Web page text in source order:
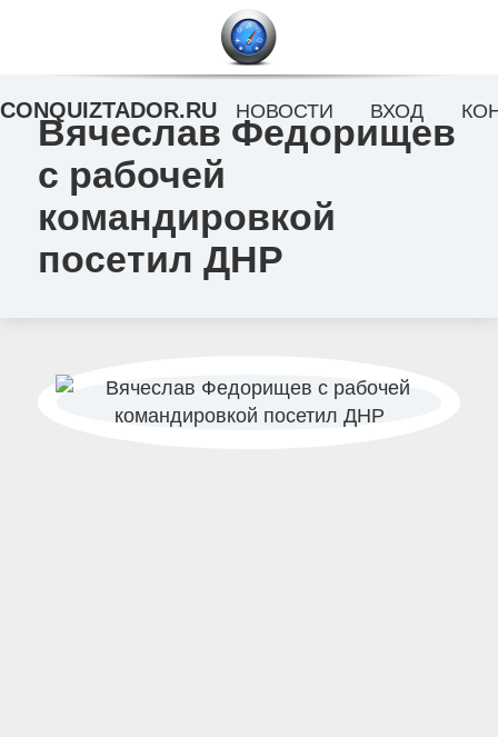
Вячеслав Федорищев
с рабочей
командировкой
посетил ДНР
CONQUIZTADOR.RU НОВОСТИ ВХОД